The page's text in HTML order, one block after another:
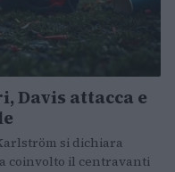
Davis attacca e
si dichiara
coinvolto il centravanti